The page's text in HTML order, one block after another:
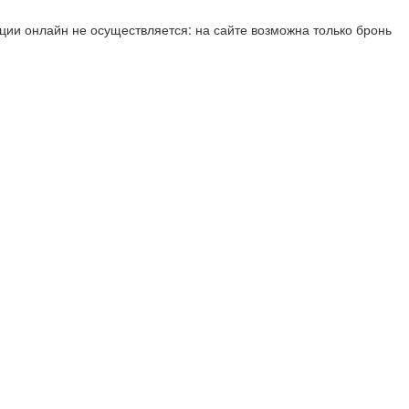
онлайн не осуществляется: на сайте возможна только бронь